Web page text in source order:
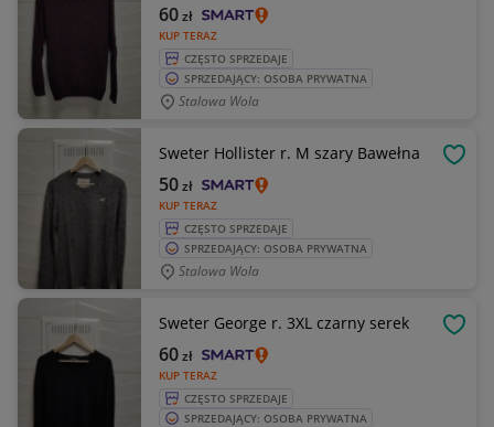
KUP TERAZ
60zł
CZĘSTO SPRZEDAJE
SPRZEDAJĄCY: OSOBA PRYWATNA
Stalowa Wola
Sweter Hollister r. M szary Bawełna
KUP TERAZ
50zł
CZĘSTO SPRZEDAJE
SPRZEDAJĄCY: OSOBA PRYWATNA
Stalowa Wola
Sweter George r. 3XL czarny serek
KUP TERAZ
60zł
CZĘSTO SPRZEDAJE
SPRZEDAJĄCY: OSOBA PRYWATNA